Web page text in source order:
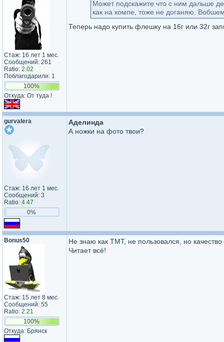
Стаж: 16 лет 1 мес.
Сообщений: 261
Ratio: 2.02
Поблагодарили: 1
100%
Откуда: От туда !
Может подскажите что с ним дальше
как на компе, тоже не доганяю.
Теперь надо купить флешку на 16г или 32г
gurvalera
Стаж: 16 лет 1 мес.
Сообщений: 3
Ratio: 4.47
0%
Аделинда
А ножки на фото твои?
Bonus50
Стаж: 15 лет 8 мес.
Сообщений: 55
Ratio: 2.21
100%
Откуда: Брянск
Не знаю как TMT, не пользовался, но
Читает всё!